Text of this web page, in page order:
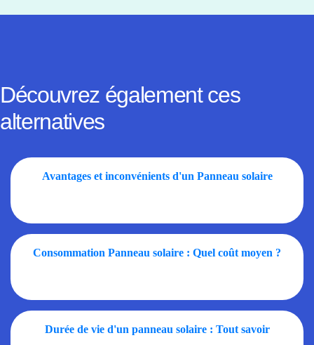
Découvrez également ces
alternatives
Avantages et inconvénients d'un Panneau solaire
Consommation Panneau solaire : Quel coût moyen ?
Durée de vie d'un panneau solaire : Tout savoir